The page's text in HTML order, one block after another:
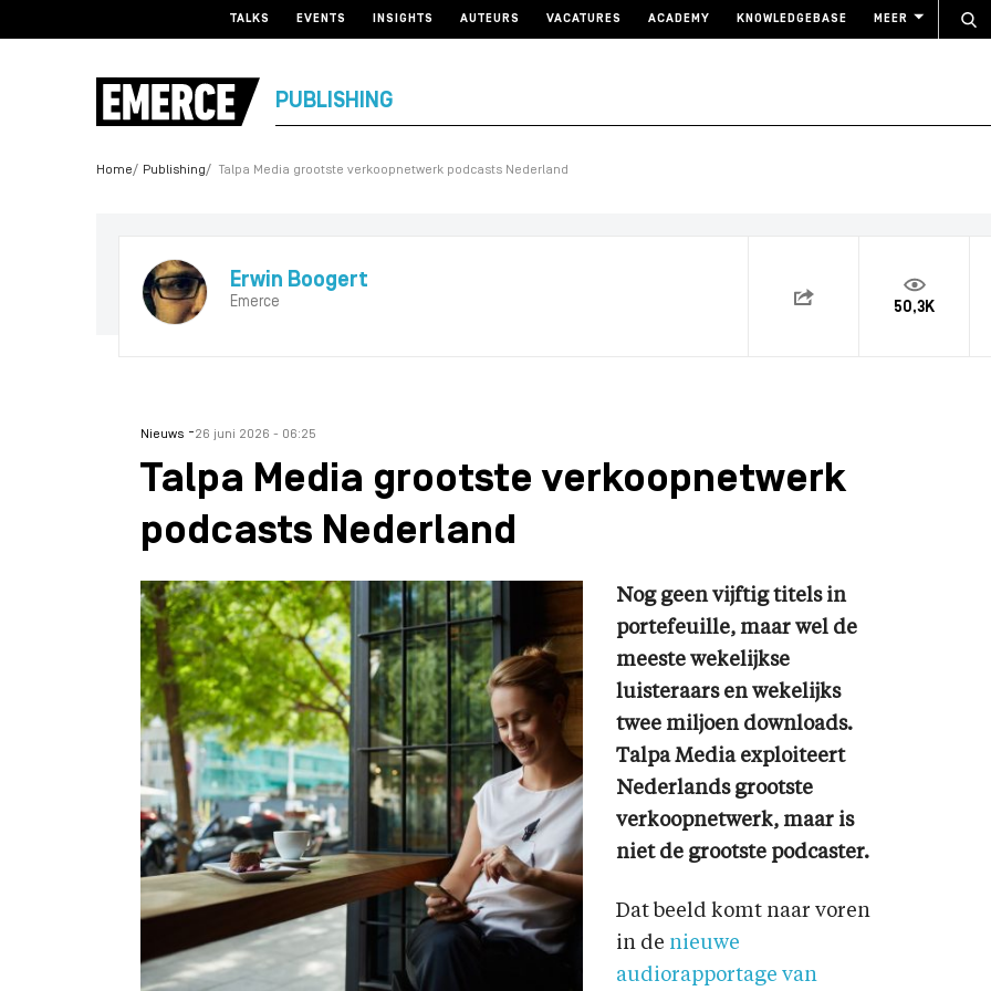
TALKS EVENTS INSIGHTS AUTEURS VACATURES ACADEMY KNOWLEDGEBASE MEER
PUBLISHING
Home Publishing Talpa Media grootste verkoopnetwerk podcasts Nederland
Erwin Boogert
Emerce 50,3K
Nieuws -26 juni 2026 - 06:25
Talpa Media grootste verkoopnetwerk
podcasts Nederland
Nog geen vijftig titels in
portefeuille, maar wel de
meeste wekelijkse
luisteraars en wekelijks
twee miljoen downloads.
Talpa Media exploiteert
Nederlands grootste
verkoopnetwerk, maar is
niet de grootste podcaster.
Dat beeld komt naar voren
in de nieuwe
audiorapportage van